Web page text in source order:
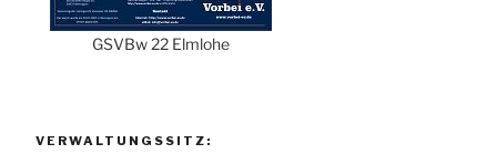
GSVBw 22 Elmlohe
VERWALTUNGSSITZ: